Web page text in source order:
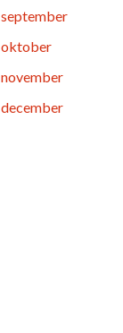
september
oktober
november
december